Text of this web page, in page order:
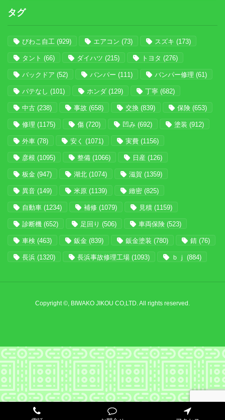
タグ
びわこ自工 (929) エアコン (73) スズキ (173)
タント (66) ダイハツ (215) トヨタ (276)
バックドア (52) バンパー (111) バンパー修理 (61)
パテなし (101) ホンダ (129) 丁寧 (682)
中古 (238) 事故 (658) 交換 (839) 保険 (653)
修理 (1175) 傷 (720) 凹み (692) 塗装 (912)
外車 (78) 安く (1071) 実費 (1156)
彦根 (1095) 整備 (1066) 日産 (126)
板金 (947) 湖北 (1074) 滋賀 (1359)
異音 (149) 米原 (1139) 緻密 (825)
自動車 (1234) 補修 (1079) 見積 (1159)
診断機 (652) 足回り (506) 車両保険 (523)
車検 (463) 鈑金 (839) 鈑金塗装 (780) 錆 (76)
長浜 (1320) 長浜事故修理工場 (1093) ｂｊ (884)
Copyright ©, BIWAKO JIKOU CO,LTD. All rights reserved.